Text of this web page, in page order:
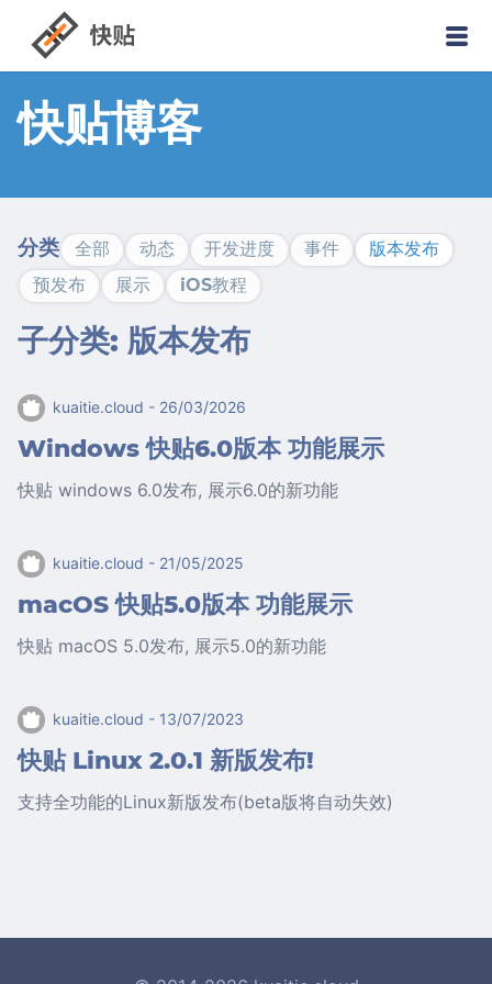
快贴博客
分类 全部 动态 开发进度 事件
版本发布
预发布
展示 iOS教程
子分类: 版本发布
kuaitie.cloud - 26/03/2026
Windows 快贴6.0版本 功能展示
快贴 windows 6.0发布, 展示6.0的新功能
kuaitie.cloud - 21/05/2025
macOS 快贴5.0版本 功能展示
快贴 macOS 5.0发布, 展示5.0的新功能
kuaitie.cloud - 13/07/2023
快贴 Linux 2.0.1 新版发布!
支持全功能的Linux新版发布(beta版将自动失效)